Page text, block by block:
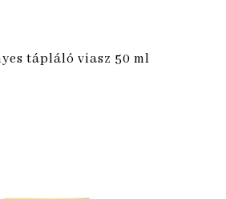
tápláló viasz 50 ml